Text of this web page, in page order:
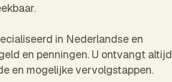
in Nederlandse en
en penningen. U ontvangt altijd
en mogelijke vervolgstappen.